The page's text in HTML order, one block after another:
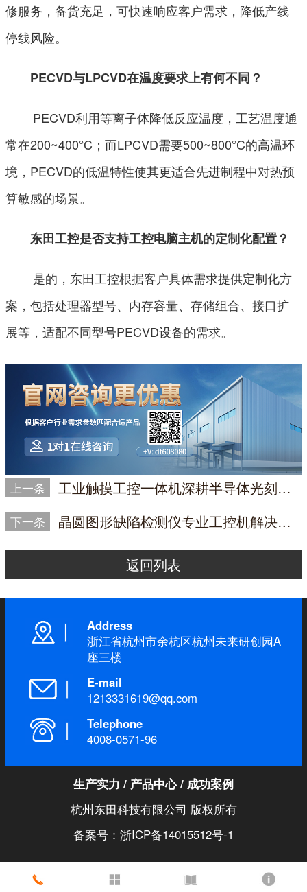
修服务，备货充足，可快速响应客户需求，降低产线
停线风险。
PECVD与LPCVD在温度要求上有何不同？
PECVD利用等离子体降低反应温度，工艺温度通
常在200~400°C；而LPCVD需要500~800°C的高温环
境，PECVD的低温特性使其更适合先进制程中对热预
算敏感的场景。
东田工控是否支持工控电脑主机的定制化配置？
是的，东田工控根据客户具体需求提供定制化方
案，包括处理器型号、内存容量、存储组合、接口扩
展等，适配不同型号PECVD设备的需求。
上一条 工业触摸工控一体机深耕半导体光刻工艺监控，赋能晶圆制造智能升级
下一条 晶圆图形缺陷检测仪专业工控机解决方案：为高速相机与GPU加速运算打造的算力基石
返回列表
Address
浙江省杭州市余杭区杭州未来研创园A
座三楼
E-mail
1213331619@qq.com
Telephone
4008-0571-96
生产实力 / 产品中心/ 成功案例
杭州东田科技有限公司 版权所有
备案号：浙ICP备14015512号-1